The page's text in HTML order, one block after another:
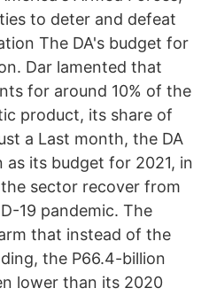
to deter and defeat
The DA's budget for
Dar lamented that
for around 10% of the
product, its share of
a Last month, the DA
as its budget for 2021, in
sector recover from
19 pandemic. The
that instead of the
the P66.4-billion
lower than its 2020